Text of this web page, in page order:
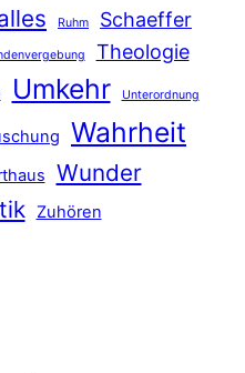
Ruhm
Schaeffer
Theologie
Umkehr Unterordnung
Wahrheit
Wunder
Zuhören